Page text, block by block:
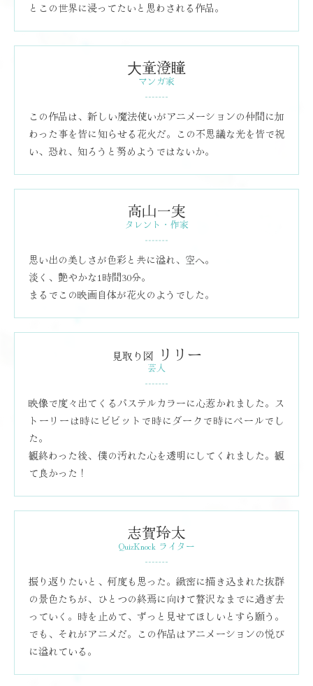
とこの世界に浸ってたいと思わされる作品。
⼤童澄瞳
マンガ家
この作品は、新しい魔法使いがアニメーションの仲間に加
わった事を皆に知らせる花火だ。この不思議な光を皆で祝
い、恐れ、知ろうと努めようではないか。
高山一実
タレント・作家
思い出の美しさが色彩と共に溢れ、空へ。
淡く、艶やかな1時間30分。
まるでこの映画自体が花火のようでした。
見取り図 リリー
芸人
映像で度々出てくるパステルカラーに心惹かれました。ス
トーリーは時にビビットで時にダークで時にペールでし
た。
観終わった後、僕の汚れた心を透明にしてくれました。観
て良かった！
志賀玲太
QuizKnock ライター
振り返りたいと、何度も思った。緻密に描き込まれた抜群
の景色たちが、ひとつの終焉に向けて贅沢なまでに過ぎ去
っていく。時を止めて、ずっと見せてほしいとすら願う。
でも、それがアニメだ。この作品はアニメーションの悦び
に溢れている。